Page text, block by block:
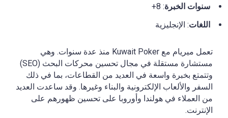
سنوات الخبرة: 8+
اللغات: الإنجليزية
تعمل ميريام مع Kuwait Poker منذ عدة سنوات. وهي
مستشارة مستقلة في مجال تحسين محركات البحث (SEO)
وتتمتع بخبرة واسعة في العديد من القطاعات، بما في ذلك
السفر والألعاب الإلكترونية والبناء وغيرها. وقد ساعدت العديد
من العملاء في هولندا وأوروبا على تحسين ظهورهم على
الإنترنت.